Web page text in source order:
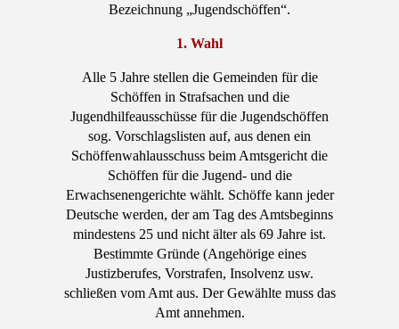
Bezeichnung „Jugendschöffen“.
1. Wahl
Alle 5 Jahre stellen die Gemeinden für die
Schöffen in Strafsachen und die
Jugendhilfeausschüsse für die Jugendschöffen
sog. Vorschlagslisten auf, aus denen ein
Schöffenwahlausschuss beim Amtsgericht die
Schöffen für die Jugend- und die
Erwachsenengerichte wählt. Schöffe kann jeder
Deutsche werden, der am Tag des Amtsbeginns
mindestens 25 und nicht älter als 69 Jahre ist.
Bestimmte Gründe (Angehörige eines
Justizberufes, Vorstrafen, Insolvenz usw.
schließen vom Amt aus. Der Gewählte muss das
Amt annehmen.